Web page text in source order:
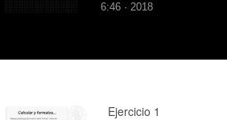
6:46 · 2018
Ejercicio 1